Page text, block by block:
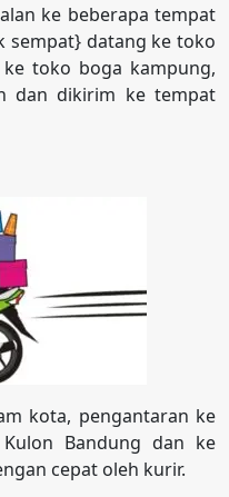
ke beberapa tempat
datang ke toko
toko boga kampung,
dan dikirim ke tempat
kota, pengantaran ke
Bandung dan ke
cepat oleh kurir.